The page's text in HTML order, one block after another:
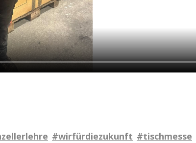
#wirfürdiezukunft #tischmesse